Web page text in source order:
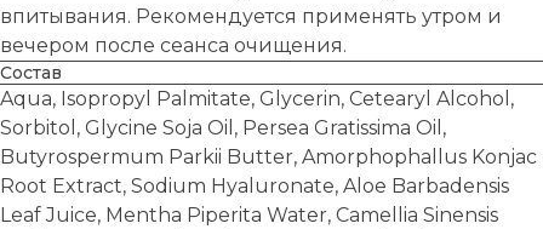
впитывания. Рекомендуется применять утром и
вечером после сеанса очищения.
Состав
Aqua, Isopropyl Palmitate, Glycerin, Cetearyl Alcohol,
Sorbitol, Glycine Soja Oil, Persea Gratissima Oil,
Butyrospermum Parkii Butter, Amorphophallus Konjac
Root Extract, Sodium Hyaluronate, Aloe Barbadensis
Leaf Juice, Mentha Piperita Water, Camellia Sinensis